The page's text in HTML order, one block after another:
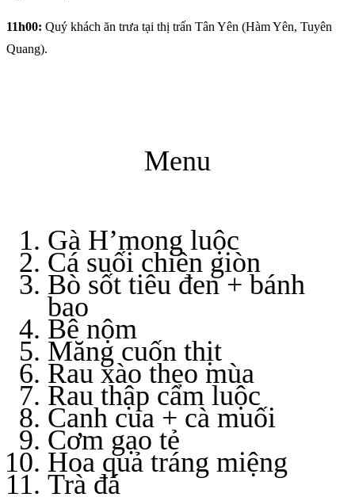
11h00: Quý khách ăn trưa tại thị trấn Tân Yên (Hàm Yên, Tuyên
Quang).
Menu
Gà H’mong luộc
Cá suối chiên giòn
Bò sốt tiêu đen + bánh
bao
Bê nộm
Măng cuốn thịt
Rau xào theo mùa
Rau thập cẩm luộc
Canh cua + cà muối
Cơm gạo tẻ
Hoa quả tráng miệng
Trà đá